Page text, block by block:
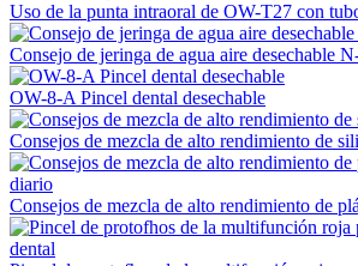
Uso de la punta intraoral de OW-T27 con
Consejo de jeringa de agua aire desechable
OW-8-A Pincel dental desechable
Consejos de mezcla de alto rendimiento de
Consejos de mezcla de alto rendimiento de